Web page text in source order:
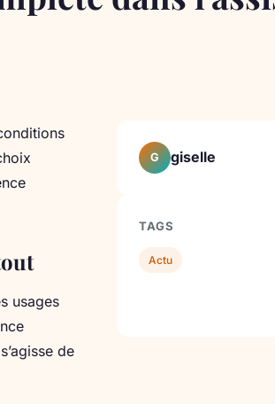
usages
de
G giselle
TAGS
Actu